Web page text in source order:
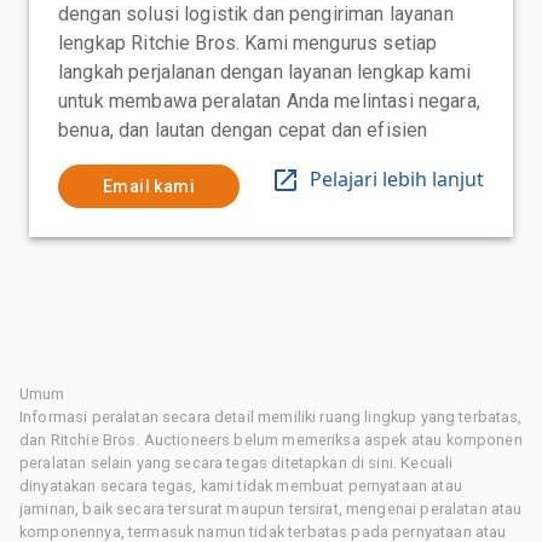
dengan solusi logistik dan pengiriman layanan
lengkap Ritchie Bros. Kami mengurus setiap
langkah perjalanan dengan layanan lengkap kami
untuk membawa peralatan Anda melintasi negara,
benua, dan lautan dengan cepat dan efisien
Email kami Pelajari lebih lanjut
Umum
Informasi peralatan secara detail memiliki ruang lingkup yang terbatas,
dan Ritchie Bros. Auctioneers belum memeriksa aspek atau komponen
peralatan selain yang secara tegas ditetapkan di sini. Kecuali
dinyatakan secara tegas, kami tidak membuat pernyataan atau
jaminan, baik secara tersurat maupun tersirat, mengenai peralatan atau
komponennya, termasuk namun tidak terbatas pada pernyataan atau